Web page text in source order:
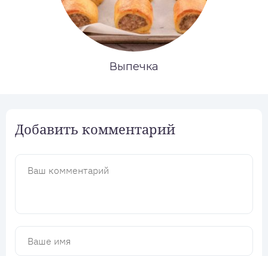
Выпечка
Добавить комментарий